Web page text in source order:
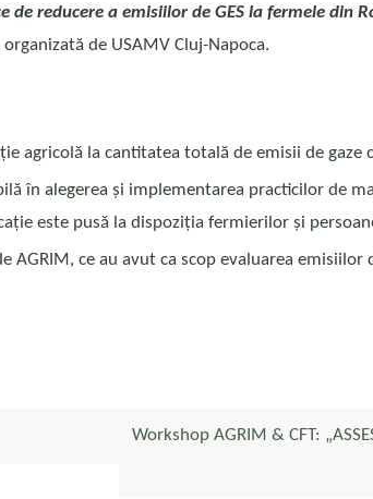
de reducere a emisiilor de GES la fermele din
de USAMV Cluj-Napoca.
la cantitatea totală de emisii de gaze
în alegerea și implementarea practicilor de
este pusă la dispoziția fermierilor și
ce au avut ca scop evaluarea emisiilor
Workshop AGRIM & CFT: